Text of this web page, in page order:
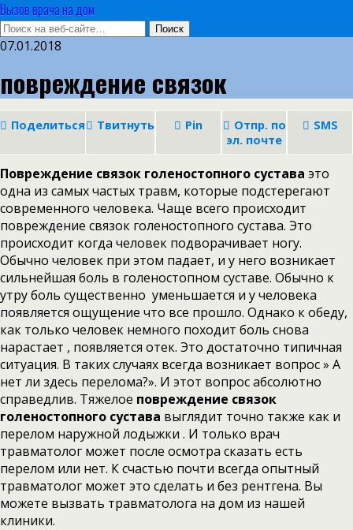
Вызов врача на дом
07.01.2018
повреждение связок
Поделиться Твитнуть Pin
Отпр. по
эл. почте
SMS
Повреждение связок голеностопного сустава это
одна из самых частых травм, которые подстерегают
современного человека. Чаще всего происходит
повреждение связок голеностопного сустава. Это
происходит когда человек подворачивает ногу.
Обычно человек при этом падает, и у него возникает
сильнейшая боль в голеностопном суставе. Обычно к
утру боль существенно уменьшается и у человека
появляется ощущение что все прошло. Однако к обеду,
как только человек немного походит боль снова
нарастает , появляется отек. Это достаточно типичная
ситуация. В таких случаях всегда возникает вопрос » А
нет ли здесь перелома?». И этот вопрос абсолютно
справедлив. Тяжелое повреждение связок
голеностопного сустава выглядит точно также как и
перелом наружной лодыжки . И только врач
травматолог может после осмотра сказать есть
перелом или нет. К счастью почти всегда опытный
травматолог может это сделать и без рентгена. Вы
можете вызвать травматолога на дом из нашей
клиники.